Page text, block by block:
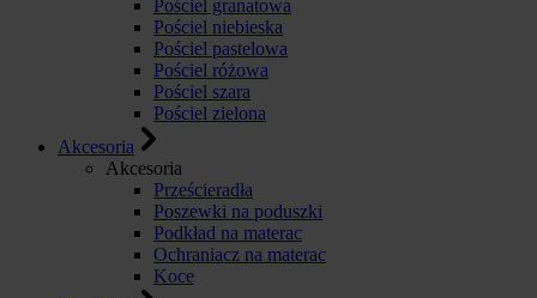
Pościel granatowa
Pościel niebieska
Pościel pastelowa
Pościel różowa
Pościel szara
Pościel zielona
Akcesoria
Akcesoria
Prześcieradła
Poszewki na poduszki
Podkład na materac
Ochraniacz na materac
Koce